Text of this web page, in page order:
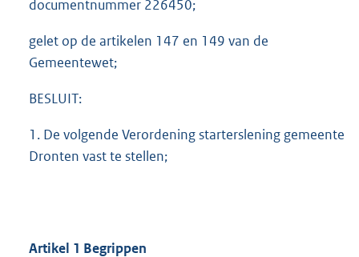
documentnummer 226450;
gelet op de artikelen 147 en 149 van de
Gemeentewet;
BESLUIT:
1. De volgende Verordening starterslening gemeente
Dronten vast te stellen;
Artikel 1 Begrippen